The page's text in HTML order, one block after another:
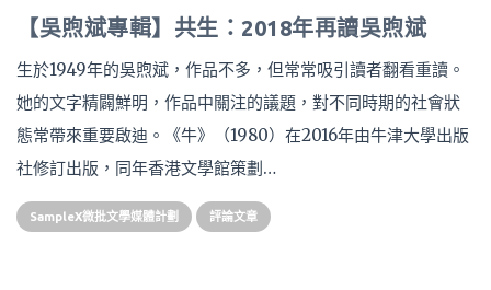
【吳煦斌專輯】共生：2018年再讀吳煦斌
生於1949年的吳煦斌，作品不多，但常常吸引讀者翻看重讀。
她的文字精闢鮮明，作品中關注的議題，對不同時期的社會狀
態常帶來重要啟迪。《牛》（1980）在2016年由牛津大學出版
社修訂出版，同年香港文學館策劃…
SampleX微批文學媒體計劃 評論文章